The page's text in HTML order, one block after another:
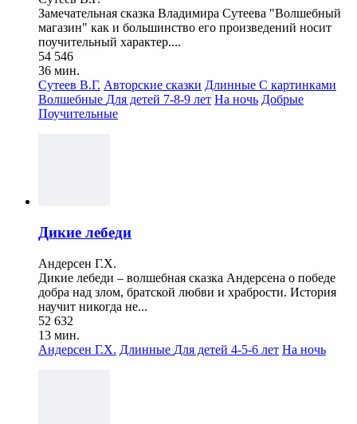
Замечательная сказка Владимира Сутеева "Волшебный
магазин" как и большинство его произведений носит
поучительный характер....
54 546
36 мин.
Сутеев В.Г. Авторские сказки Длинные С картинками
Волшебные Для детей 7-8-9 лет На ночь Добрые
Поучительные
Дикие лебеди
Андерсен Г.Х.
Дикие лебеди – волшебная сказка Андерсена о победе
добра над злом, братской любви и храбрости. История
научит никогда не...
52 632
13 мин.
Андерсен Г.Х. Длинные Для детей 4-5-6 лет На ночь